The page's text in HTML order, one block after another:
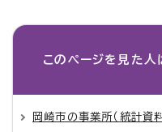
このページを見た人
岡崎市の事業所（統計資料